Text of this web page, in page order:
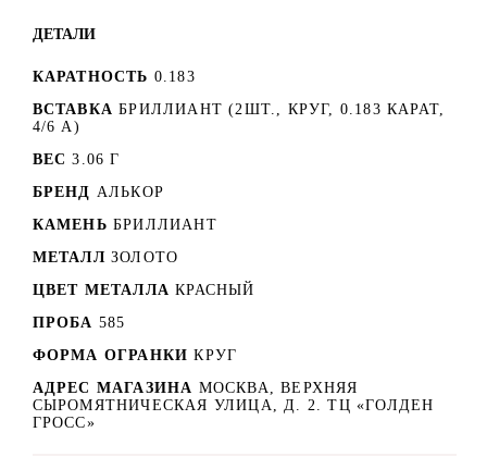
ДЕТАЛИ
КАРАТНОСТЬ 0.183
ВСТАВКА БРИЛЛИАНТ (2ШТ., КРУГ, 0.183 КАРАТ,
4/6 А)
ВЕС 3.06 Г
БРЕНД АЛЬКОР
КАМЕНЬ БРИЛЛИАНТ
МЕТАЛЛ ЗОЛОТО
ЦВЕТ МЕТАЛЛА КРАСНЫЙ
ПРОБА 585
ФОРМА ОГРАНКИ КРУГ
АДРЕС МАГАЗИНА МОСКВА, ВЕРХНЯЯ
СЫРОМЯТНИЧЕСКАЯ УЛИЦА, Д. 2. ТЦ «ГОЛДЕН
ГРОСС»